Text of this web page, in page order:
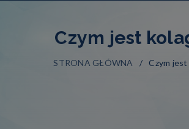
Czym jest
STRONA GŁÓWNA Czym